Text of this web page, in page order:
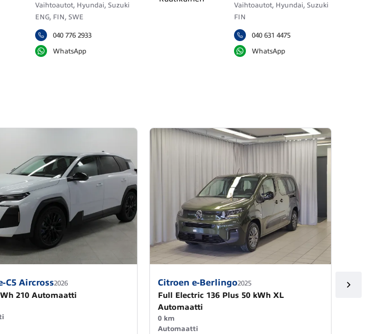
Vaihtoautot, Hyundai, Suzuki
ENG, FIN, SWE
040 776 2933
WhatsApp
Vaihtoautot, Hyundai, Suzuki
FIN
040 631 4475
WhatsApp
C5 Aircross2026
210 Automaatti
Citroen e-Berlingo2025
Full Electric 136 Plus 50 kWh XL
Automaatti
0 km
Automaatti